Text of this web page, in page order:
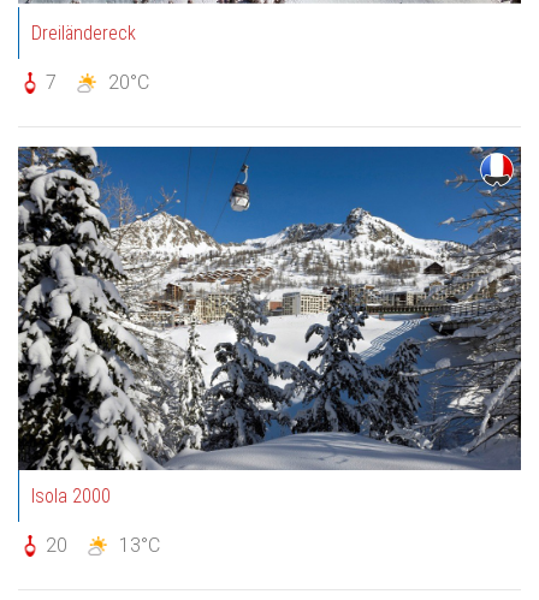
Dreiländereck
7 20°C
Isola 2000
20 13°C